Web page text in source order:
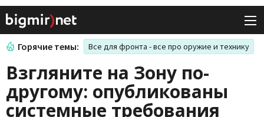
Горячие темы: Все для фронта - все про оружие и технику
Взгляните на Зону по-
другому: опубликованы
системные требования